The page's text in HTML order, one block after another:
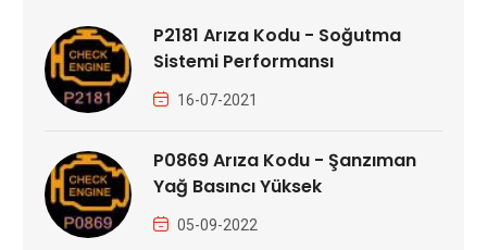
P2181 Arıza Kodu - Soğutma
Sistemi Performansı
16-07-2021
P0869 Arıza Kodu - Şanzıman
Yağ Basıncı Yüksek
05-09-2022